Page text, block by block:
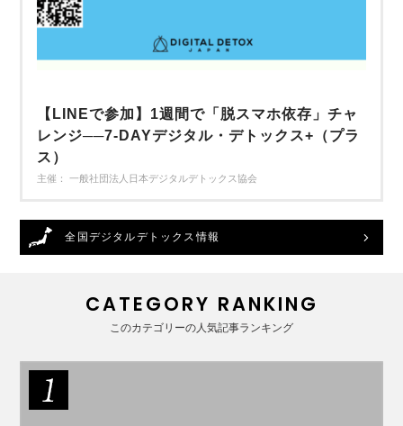
【LINEで参加】1週間で「脱スマホ依存」チャ
レンジ──7-DAYデジタル・デトックス+（プラ
ス）
主催： 一般社団法人日本デジタルデトックス協会
全国デジタルデトックス情報
CATEGORY RANKING
このカテゴリーの人気記事ランキング